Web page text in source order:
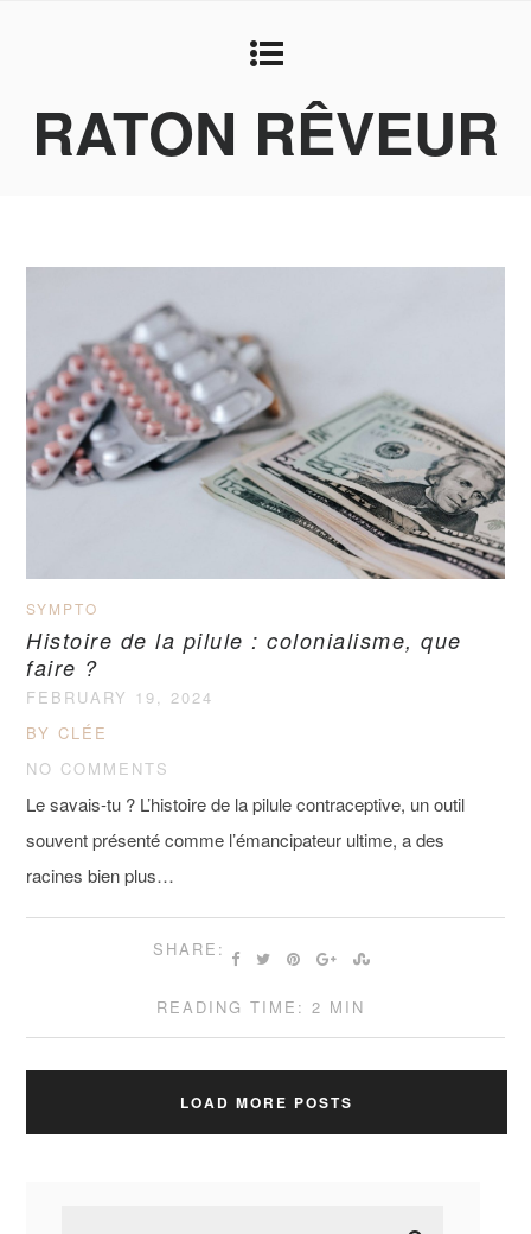
RATON RÊVEUR
SYMPTO
Histoire de la pilule : colonialisme, que
faire ?
FEBRUARY 19, 2024
BY CLÉE
NO COMMENTS
Le savais-tu ? L’histoire de la pilule contraceptive, un outil
souvent présenté comme l’émancipateur ultime, a des
racines bien plus…
SHARE:
READING TIME: 2 MIN
LOAD MORE POSTS